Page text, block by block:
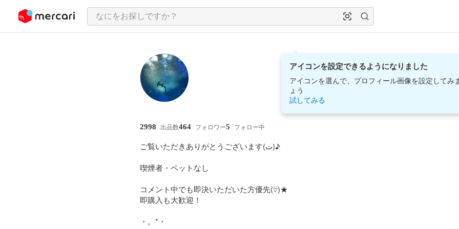
ツにスキップ
アイコンを設定できるようになりました
アイコンを選んで、プロフィール画像を設定してみ
ょう
試してみる
2998 出品数464 フォロワー5 フォロー中
ご覧いただきありがとうございます(ت)♪
喫煙者・ペットなし
コメント中でも即決いただいた方優先(⍢)★
即購入も大歓迎！
・。*・